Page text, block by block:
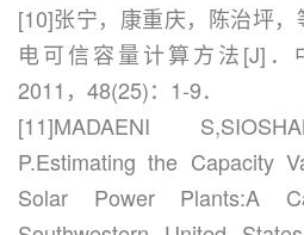
[10]张宁，康重庆，陈治坪
电可信容量计算方法[J]．
2011，48(25)：1-9．
[11]MADAENI
P.Estimating the Capacity
Solar Power Plants:A